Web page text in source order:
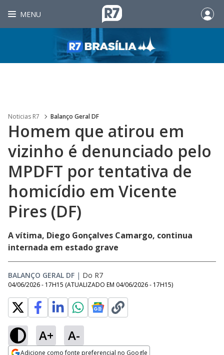
MENU
Noticias R7 Balanço Geral DF
Homem que atirou em
vizinho é denunciado pelo
MPDFT por tentativa de
homicídio em Vicente
Pires (DF)
A vítima, Diego Gonçalves Camargo, continua
internada em estado grave
BALANÇO GERAL DF | Do R7
04/06/2026 - 17H15 (ATUALIZADO EM 04/06/2026 - 17H15)
A+ A-
Adicione como fonte preferencial no Google
Loaded
18.39%